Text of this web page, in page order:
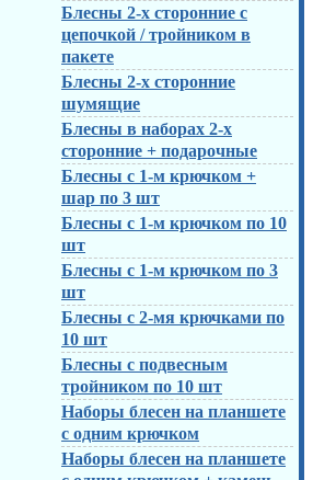
Блесны 2-х сторонние с
цепочкой / тройником в
пакете
Блесны 2-х сторонние
шумящие
Блесны в наборах 2-х
сторонние + подарочные
Блесны с 1-м крючком +
шар по 3 шт
Блесны с 1-м крючком по 10
шт
Блесны с 1-м крючком по 3
шт
Блесны с 2-мя крючками по
10 шт
Блесны с подвесным
тройником по 10 шт
Наборы блесен на планшете
с одним крючком
Наборы блесен на планшете